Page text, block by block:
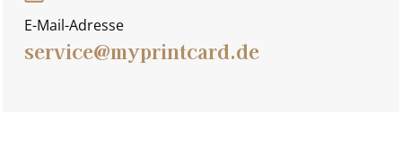
E-Mail-Adresse
service@myprintcard.de